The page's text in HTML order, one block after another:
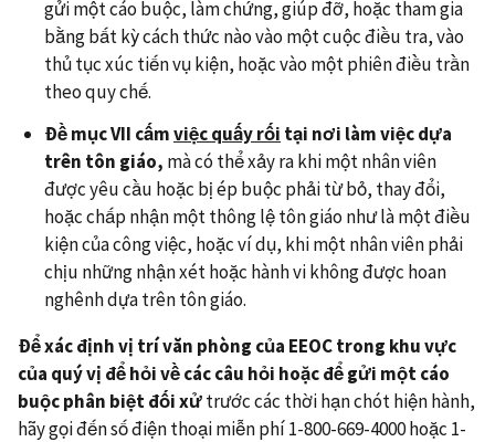
gửi một cáo buộc, làm chứng, giúp đỡ, hoặc tham gia
bằng bất kỳ cách thức nào vào một cuộc điều tra, vào
thủ tục xúc tiến vụ kiện, hoặc vào một phiên điều trần
theo quy chế.
Đề mục VII cấmviệc quấy rối tại nơi làm việc dựa
trên tôn giáo, mà có thể xảy ra khi một nhân viên
được yêu cầu hoặc bị ép buộc phải từ bỏ, thay đổi,
hoặc chấp nhận một thông lệ tôn giáo như là một điều
kiện của công việc, hoặc ví dụ, khi một nhân viên phải
chịu những nhận xét hoặc hành vi không được hoan
nghênh dựa trên tôn giáo.
Để xác định vị trí văn phòng của EEOC trong khu vực
của quý vị để hỏi về các câu hỏi hoặc để gửi một cáo
buộc phân biệt đối xửtrước các thời hạn chót hiện hành,
hãy gọi đến số điện thoại miễn phí 1-800-669-4000 hoặc 1-